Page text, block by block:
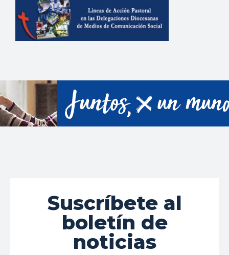
Suscríbete al
boletín de
noticias